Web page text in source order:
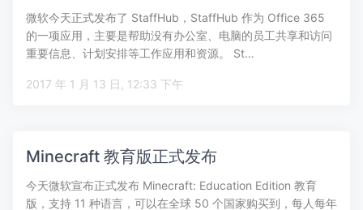
微软今天正式发布了 StaffHub，StaffHub 作为 Office 365
的一项应用，主要是帮助没有办公室、电脑的员工共享和访问
重要信息、计划安排等工作应用和资源。 St…
2017 年 1 月 13 日, 12:33 下午
Minecraft 教育版正式发布
今天微软宣布正式发布 Minecraft: Education Edition 教育
版，支持 11 种语言，可以在全球 50 个国家购买到，每人每年